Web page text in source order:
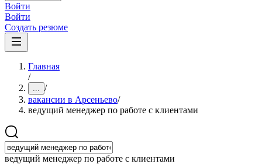
Войти
Войти
Создать резюме
Главная
/
... /
вакансии в Арсеньево/
ведущий менеджер по работе с клиентами
ведущий менеджер по работе с клиентами